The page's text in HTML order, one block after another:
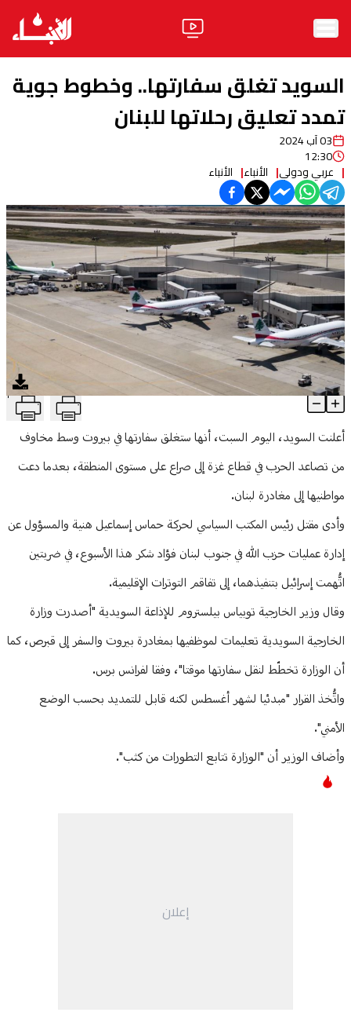
ثقافة ومجتمع
منوعات
آراء
فيديو
مواقف
وليد جنبلاطالحزب
ابحث
السويد تغلق سفارتها.. وخطوط جوية
تمدد تعليق رحلاتها للبنان
03 آب 2024
12:30
عربي ودولي الأنباء الأنباء
السويد تغلق سفارتها.. وخطوط جوية تمدد تعليق رحلاتها للبنان T
Article Content
أعلنت السويد، اليوم السبت، أنها ستغلق سفارتها في بيروت وسط مخاوف
من تصاعد الحرب في قطاع غزة إلى صراع على مستوى المنطقة، بعدما دعت
مواطنيها إلى مغادرة لبنان.
وأدى مقتل رئيس المكتب السياسي لحركة حماس إسماعيل هنية والمسؤول عن
إدارة عمليات حزب الله في جنوب لبنان فؤاد شكر هذا الأسبوع، في ضربتين
اتُّهمت إسرائيل بتنفيذهما، إلى تفاقم التوترات الإقليمية.
وقال وزير الخارجية توبياس بيلستروم للإذاعة السويدية "أصدرت وزارة
الخارجية السويدية تعليمات لموظفيها بمغادرة بيروت والسفر إلى قبرص، كما
أن الوزارة تخطّط لنقل سفارتها موقتا"، وفقا لفرانس برس.
واتُّخذ القرار "مبدئيا لشهر أغسطس لكنه قابل للتمديد بحسب الوضع
الأمني".
وأضاف الوزير أن "الوزارة تتابع التطورات من كثب".
إعلان